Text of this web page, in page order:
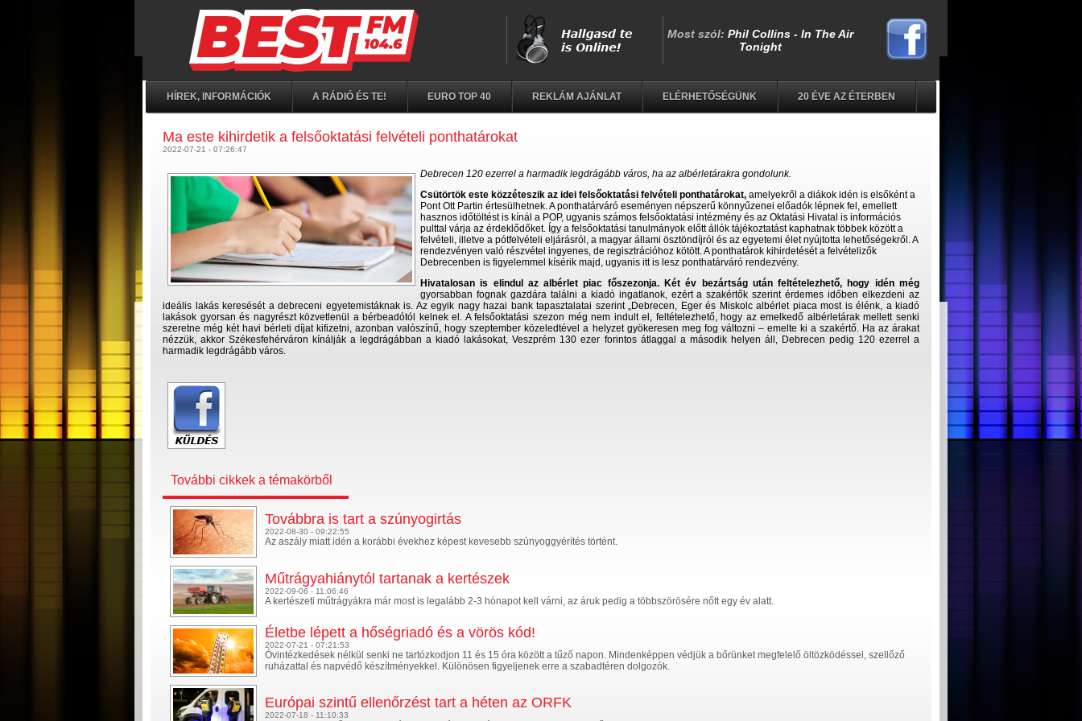
HÍREK, INFORMÁCIÓK A RÁDIÓ ÉS TE! EURO TOP 40 REKLÁM AJÁNLAT ELÉRHETŐSÉGÜNK 20 ÉVE AZ ÉTERBEN
Ma este kihirdetik a felsőoktatási felvételi ponthatárokat
2022-07-21 - 07:26:47
Debrecen 120 ezerrel a harmadik legdrágább város, ha az albérletárakra gondolunk.
Csütörtök este közzéteszik az idei felsőoktatási felvételi ponthatárokat, amelyekről a diákok idén is elsőként a
Pont Ott Partin értesülhetnek. A ponthatárváró eseményen népszerű könnyűzenei előadók lépnek fel, emellett
hasznos időtöltést is kínál a POP, ugyanis számos felsőoktatási intézmény és az Oktatási Hivatal is információs
pulttal várja az érdeklődőket. Így a felsőoktatási tanulmányok előtt állók tájékoztatást kaphatnak többek között a
felvételi, illetve a pótfelvételi eljárásról, a magyar állami ösztöndíjról és az egyetemi élet nyújtotta lehetőségekről. A
rendezvényen való részvétel ingyenes, de regisztrációhoz kötött. A ponthatárok kihirdetését a felvételizők
Debrecenben is figyelemmel kísérik majd, ugyanis itt is lesz ponthatárváró rendezvény.
Hivatalosan is elindul az albérlet piac főszezonja. Két év bezártság után feltételezhető, hogy idén még
gyorsabban fognak gazdára találni a kiadó ingatlanok, ezért a szakértők szerint érdemes időben elkezdeni az
ideális lakás keresését a debreceni egyetemistáknak is. Az egyik nagy hazai bank tapasztalatai szerint „Debrecen, Eger és Miskolc albérlet piaca most is élénk, a kiadó
lakások gyorsan és nagyrészt közvetlenül a bérbeadótól kelnek el. A felsőoktatási szezon még nem indult el, feltételezhető, hogy az emelkedő albérletárak mellett senki
szeretne még két havi bérleti díjat kifizetni, azonban valószínű, hogy szeptember közeledtével a helyzet gyökeresen meg fog változni – emelte ki a szakértő. Ha az árakat
nézzük, akkor Székesfehérváron kínálják a legdrágábban a kiadó lakásokat, Veszprém 130 ezer forintos átlaggal a második helyen áll, Debrecen pedig 120 ezerrel a
harmadik legdrágább város.
További cikkek a témakörből
Továbbra is tart a szúnyogirtás
2022-08-30 - 09:22:55
Az aszály miatt idén a korábbi évekhez képest kevesebb szúnyoggyérítés történt.
Műtrágyahiánytól tartanak a kertészek
2022-09-06 - 11:06:46
A kertészeti műtrágyákra már most is legalább 2-3 hónapot kell várni, az áruk pedig a többszörösére nőtt egy év alatt.
Életbe lépett a hőségriadó és a vörös kód!
2022-07-21 - 07:21:53
Óvintézkedések nélkül senki ne tartózkodjon 11 és 15 óra között a tűző napon. Mindenképpen védjük a bőrünket megfelelő öltözködéssel, szellőző
ruházattal és napvédő készítményekkel. Különösen figyeljenek erre a szabadtéren dolgozók.
Európai szintű ellenőrzést tart a héten az ORFK
2022-07-18 - 11:10:33